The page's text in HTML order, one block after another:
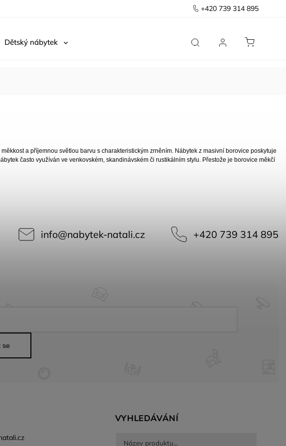
+420 739 314 895
Dětský nábytek Předsíň
a příjemnou světlou barvu s charakteristickým zrněním. Nábytek z masivní borovice poskytuje
často využíván ve venkovském, skandinávském či rustikálním stylu. Přestože je borovice měkčí
info@nabytek-natali.cz +420 739 314 895
se
VYHLEDÁVÁNÍ